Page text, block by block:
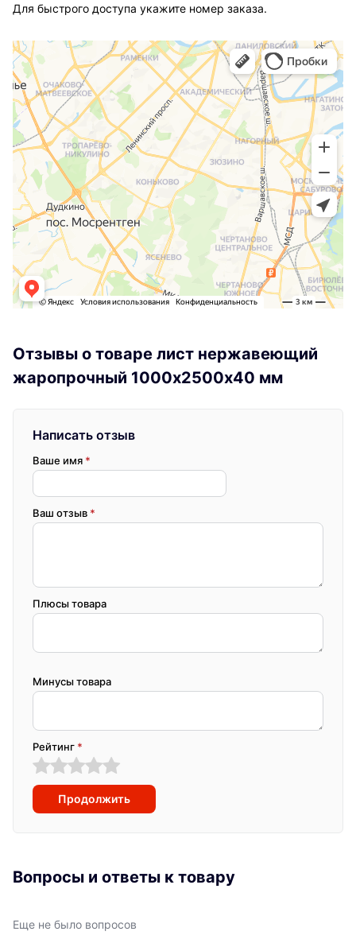
Для быстрого доступа укажите номер заказа.
Отзывы о товаре лист нержавеющий
жаропрочный 1000х2500х40 мм
Написать отзыв
Ваше имя *
Ваш отзыв *
Плюсы товара
Минусы товара
Рейтинг *
Продолжить
Вопросы и ответы к товару
Еще не было вопросов